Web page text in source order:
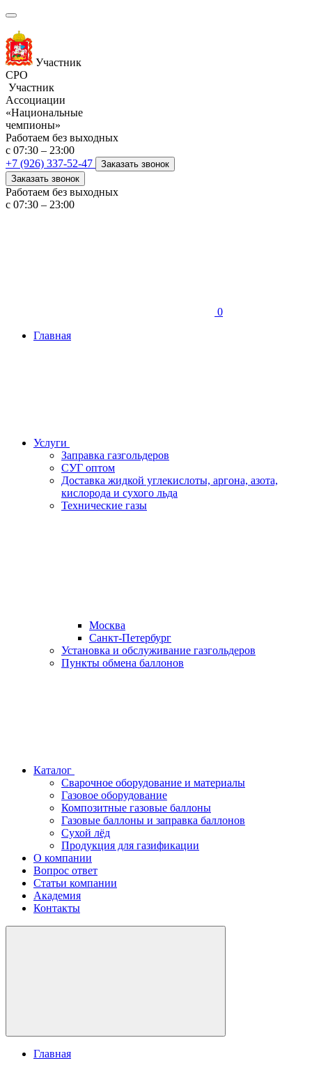
Участник
СРО
Участник
Ассоциации
«Национальные
чемпионы»
Работаем без выходных
с 07:30 – 23:00
+7 (926) 337-52-47
Заказать звонок
Заказать звонок
Работаем без выходных
с 07:30 – 23:00
0
Главная
Услуги
Заправка газгольдеров
СУГ оптом
Доставка жидкой углекислоты, аргона, азота,
кислорода и сухого льда
Технические газы
Москва
Санкт-Петербург
Установка и обслуживание газгольдеров
Пункты обмена баллонов
Каталог
Сварочное оборудование и материалы
Газовое оборудование
Композитные газовые баллоны
Газовые баллоны и заправка баллонов
Сухой лёд
Продукция для газификации
О компании
Вопрос ответ
Статьи компании
Академия
Контакты
Главная